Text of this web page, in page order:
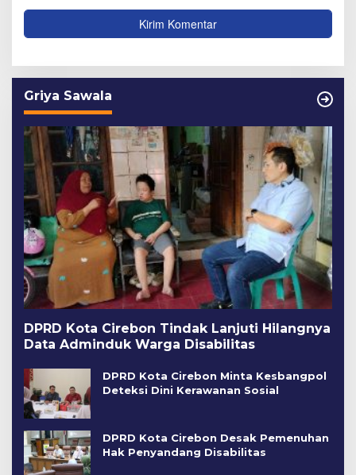
Griya Sawala
DPRD Kota Cirebon Tindak Lanjuti Hilangnya
Data Adminduk Warga Disabilitas
DPRD Kota Cirebon Minta Kesbangpol
Deteksi Dini Kerawanan Sosial
DPRD Kota Cirebon Desak Pemenuhan
Hak Penyandang Disabilitas